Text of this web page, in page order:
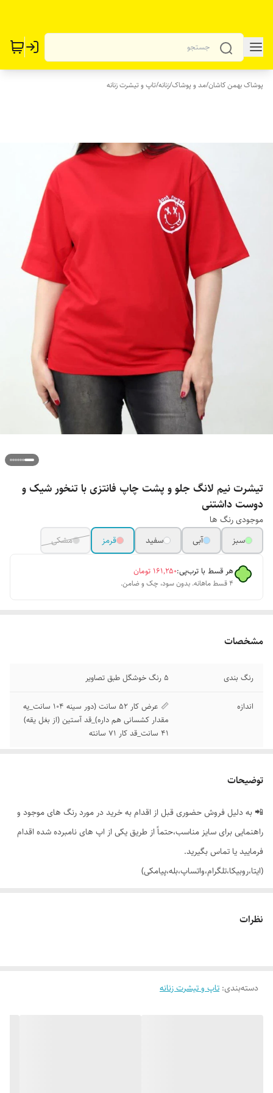
پوشاک بهمن کاشان/مد و پوشاک/زنانه/تاپ و تیشرت زنانه
تیشرت نیم لانگ جلو و پشت چاپ فانتزی با تنخور شیک و
دوست داشتنی
موجودی رنگ ها
سبز
آبی سفید قرمز مشکی
هر قسط با ترب‌پی:۱۶۱٬۲۵۰ تومان
۴ قسط ماهانه. بدون سود، چک و ضامن.
مشخصات
رنگ بندی 5 رنگ خوشگل طبق تصاویر
اندازه
📏 عرض کار 52 سانت (دور سینه 104 سانت_یه
مقدار کشسانی هم داره)_قد آستین (از بغل یقه)
41 سانت_قد کار 71 سانته
توضیحات
📲 به دلیل فروش حضوری قبل از اقدام به خرید در مورد رنگ های موجود و
راهنمایی برای سایز مناسب،حتماً از طریق یکی از اپ های نامبرده شده اقدام
فرمایید یا تماس بگیرید.
(ایتا،روبیکا،تلگرام،واتساپ،بله،پیامکی)
🎨 رنگ بندیش: 5 تا رنگ خوشگل داره طبق تصاویر
نظرات
دسته‌بندی: تاپ و تیشرت زنانه